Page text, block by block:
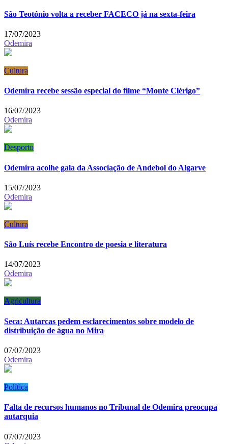
São Teotónio volta a receber FACECO já na sexta-feira
17/07/2023
Odemira
Cultura
Odemira recebe sessão especial do filme “Monte Clérigo”
16/07/2023
Odemira
Desporto
Odemira acolhe gala da Associação de Andebol do Algarve
15/07/2023
Odemira
Cultura
São Luís recebe Encontro de poesia e literatura
14/07/2023
Odemira
Agricultura
Seca: Autarcas pedem esclarecimentos sobre modelo de
distribuição de água no Mira
07/07/2023
Odemira
Política
Falta de recursos humanos no Tribunal de Odemira preocupa
autarquia
07/07/2023